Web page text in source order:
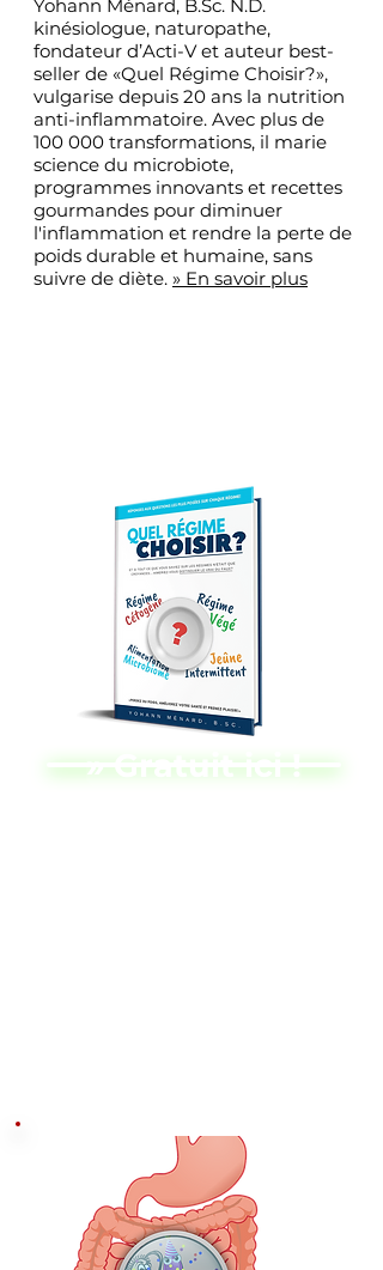
Yohann Ménard, B.Sc. N.D.
kinésiologue, naturopathe,
fondateur d’Acti-V et auteur best-
seller de «Quel Régime Choisir?»,
vulgarise depuis 20 ans la nutrition
anti-inflammatoire. Avec plus de
100 000 transformations, il marie
science du microbiote,
programmes innovants et recettes
gourmandes pour diminuer
l'inflammation et rendre la perte de
poids durable et humaine, sans
suivre de diète. » En savoir plus
» Gratuit ici !